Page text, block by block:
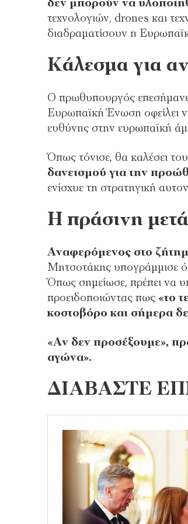
δεν μπορούν να
τεχνολογιών, drones και
διαδραματίσουν η
Κάλεσμα για
Ο πρωθυπουργός επεσήμανε
Ευρωπαϊκή Ένωση οφείλει
ευθύνης στην ευρωπαϊκή
Όπως τόνισε, θα καλέσει
δανεισμού για την
ενίσχυε τη στρατηγική
Η πράσινη
Αναφερόμενος στο
Μητσοτάκης υπογράμμισε
Όπως σημείωσε, πρέπει να
προειδοποιώντας πως «το
κοστοβόρο και σήμερα
«Αν δεν προσέξουμε»,
αγώνα».
ΔΙΑΒΑΣΤΕ